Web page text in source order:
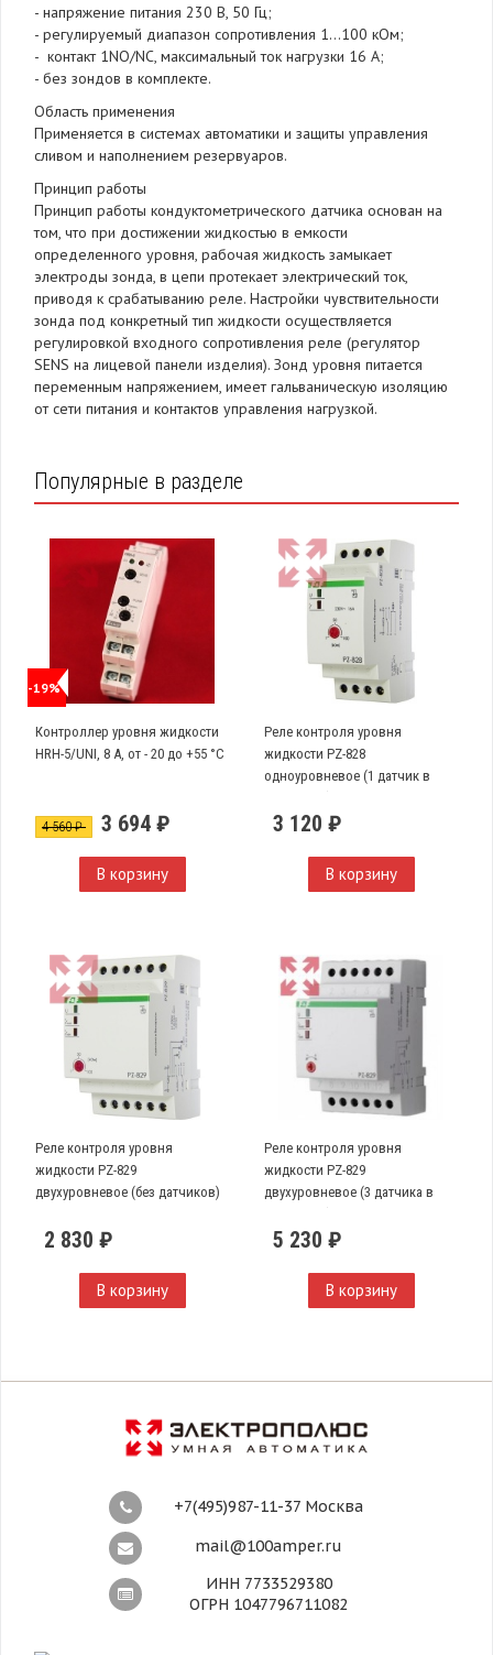
- напряжение питания 230 В, 50 Гц;
- регулируемый диапазон сопротивления 1…100 кОм;
- контакт 1NO/NC, максимальный ток нагрузки 16 А;
- без зондов в комплекте.
Область применения
Применяется в системах автоматики и защиты управления
сливом и наполнением резервуаров.
Принцип работы
Принцип работы кондуктометрического датчика основан на
том, что при достижении жидкостью в емкости
определенного уровня, рабочая жидкость замыкает
электроды зонда, в цепи протекает электрический ток,
приводя к срабатыванию реле. Настройки чувствительности
зонда под конкретный тип жидкости осуществляется
регулировкой входного сопротивления реле (регулятор
SENS на лицевой панели изделия). Зонд уровня питается
переменным напряжением, имеет гальваническую изоляцию
от сети питания и контактов управления нагрузкой.
Популярные в разделе
-19%
Контроллер уровня жидкости
HRH-5/UNI, 8 A, от - 20 до +55 °C
4 560 ₽ 3 694 ₽
В корзину
Реле контроля уровня
жидкости PZ-828
одноуровневое (1 датчик в
3 120 ₽
В корзину
Реле контроля уровня
жидкости PZ-829
двухуровневое (без датчиков)
2 830 ₽
В корзину
Реле контроля уровня
жидкости PZ-829
двухуровневое (3 датчика в
комплекте)
5 230 ₽
В корзину
+7(495)987-11-37 Москва
mail@100amper.ru
ИНН 7733529380
ОГРН 1047796711082